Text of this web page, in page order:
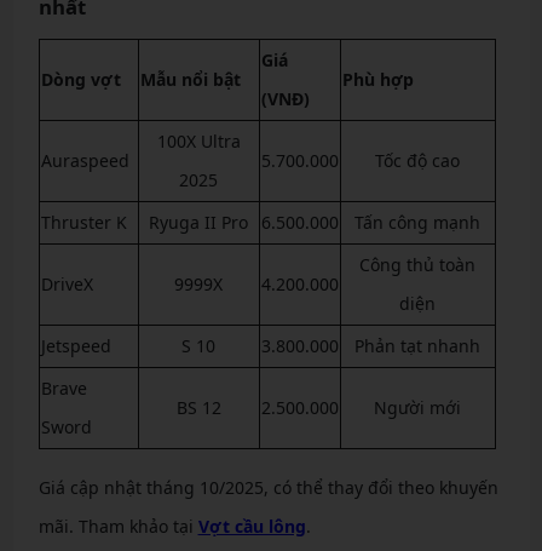
nhất
Dòng vợt Mẫu nổi bật
Giá
(VNĐ)
Phù hợp
Auraspeed
100X Ultra
2025
5.700.000 Tốc độ cao
Thruster K Ryuga II Pro 6.500.000 Tấn công mạnh
DriveX 9999X 4.200.000
Công thủ toàn
diện
Jetspeed
S 10 3.800.000
Phản tạt nhanh
Brave
Sword
BS 12 2.500.000 Người mới
Giá cập nhật tháng 10/2025, có thể thay đổi theo khuyến
mãi. Tham khảo tại Vợt cầu lông.